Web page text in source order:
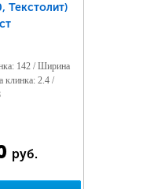
Текстолит)
142 / Ширина
клинка: 2.4 /
руб.